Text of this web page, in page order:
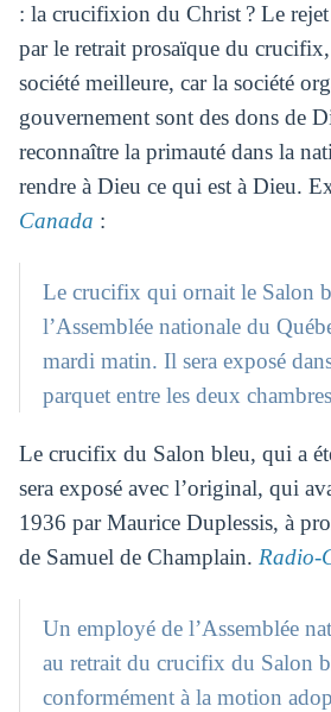
: la crucifixion du Christ ? Le
par le retrait prosaïque du
société meilleure, car la société
gouvernement sont des dons de
reconnaître la primauté dans la
rendre à Dieu ce qui est à Dieu.
Canada :
Le crucifix qui ornait le Salon
l’Assemblée nationale du
mardi matin. Il sera exposé
parquet entre les deux
Le crucifix du Salon bleu, qui a
sera exposé avec l’original, qui
1936 par Maurice Duplessis, à
de Samuel de Champlain. Radio-
Un employé de l’Assemblée
au retrait du crucifix du Salon
conformément à la motion